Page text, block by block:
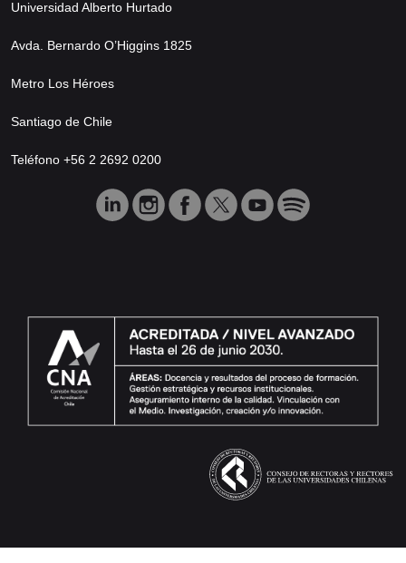
Universidad Alberto Hurtado
Avda. Bernardo O’Higgins 1825
Metro Los Héroes
Santiago de Chile
Teléfono +56 2 2692 0200